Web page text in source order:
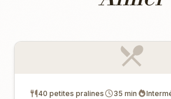
40 petites pralines 35 min